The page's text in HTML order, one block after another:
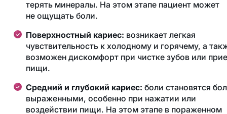
терять минералы. На этом этапе пациент может
не ощущать боли.
Поверхностный кариес: возникает легкая
чувствительность к холодному и горячему, а
возможен дискомфорт при чистке зубов или
пищи.
Средний и глубокий кариес: боли становятся
выраженными, особенно при нажатии или
воздействии пищи. На этом этапе в пораженном